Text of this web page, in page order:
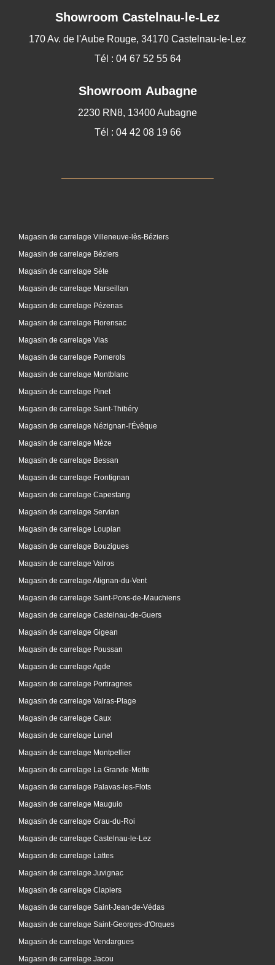
Showroom Castelnau-le-Lez
170 Av. de l'Aube Rouge, 34170 Castelnau-le-Lez
Tél : 04 67 52 55 64
Showroom Aubagne
2230 RN8, 13400 Aubagne
Tél : 04 42 08 19 66
Magasin de carrelage Villeneuve-lès-Béziers
Magasin de carrelage Béziers
Magasin de carrelage Sète
Magasin de carrelage Marseillan
Magasin de carrelage Pézenas
Magasin de carrelage Florensac
Magasin de carrelage Vias
Magasin de carrelage Pomerols
Magasin de carrelage Montblanc
Magasin de carrelage Pinet
Magasin de carrelage Saint-Thibéry
Magasin de carrelage Nézignan-l'Évêque
Magasin de carrelage Mèze
Magasin de carrelage Bessan
Magasin de carrelage Frontignan
Magasin de carrelage Capestang
Magasin de carrelage Servian
Magasin de carrelage Loupian
Magasin de carrelage Bouzigues
Magasin de carrelage Valros
Magasin de carrelage Alignan-du-Vent
Magasin de carrelage Saint-Pons-de-Mauchiens
Magasin de carrelage Castelnau-de-Guers
Magasin de carrelage Gigean
Magasin de carrelage Poussan
Magasin de carrelage Agde
Magasin de carrelage Portiragnes
Magasin de carrelage Valras-Plage
Magasin de carrelage Caux
Magasin de carrelage Lunel
Magasin de carrelage Montpellier
Magasin de carrelage La Grande-Motte
Magasin de carrelage Palavas-les-Flots
Magasin de carrelage Mauguio
Magasin de carrelage Grau-du-Roi
Magasin de carrelage Castelnau-le-Lez
Magasin de carrelage Lattes
Magasin de carrelage Juvignac
Magasin de carrelage Clapiers
Magasin de carrelage Saint-Jean-de-Védas
Magasin de carrelage Saint-Georges-d'Orques
Magasin de carrelage Vendargues
Magasin de carrelage Jacou